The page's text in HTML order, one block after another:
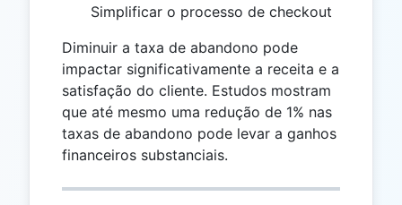
Simplificar o processo de checkout
Diminuir a taxa de abandono pode
impactar significativamente a receita e a
satisfação do cliente. Estudos mostram
que até mesmo uma redução de 1% nas
taxas de abandono pode levar a ganhos
financeiros substanciais.